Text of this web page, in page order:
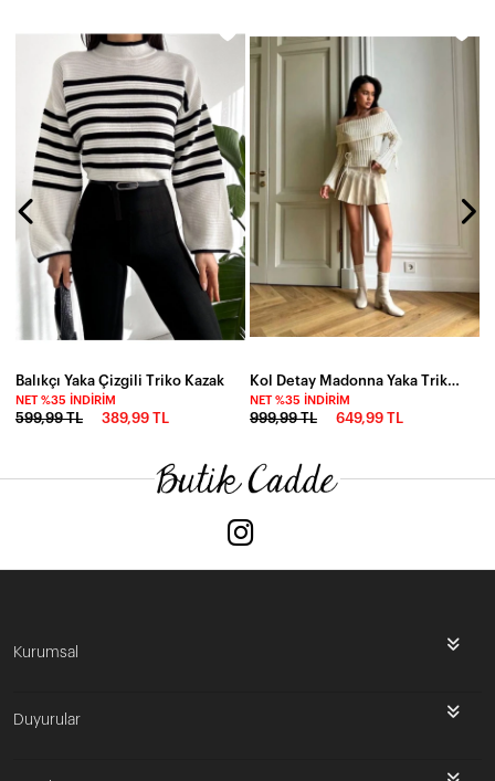
Balıkçı Yaka Çizgili Triko Kazak
NET %35 İNDIRIM
599,99 TL 389,99 TL
Kol Detay Madonna Yaka Triko Bluz Ekru
NET %35 İNDIRIM
999,99 TL 649,99 TL
Kurumsal
Duyurular